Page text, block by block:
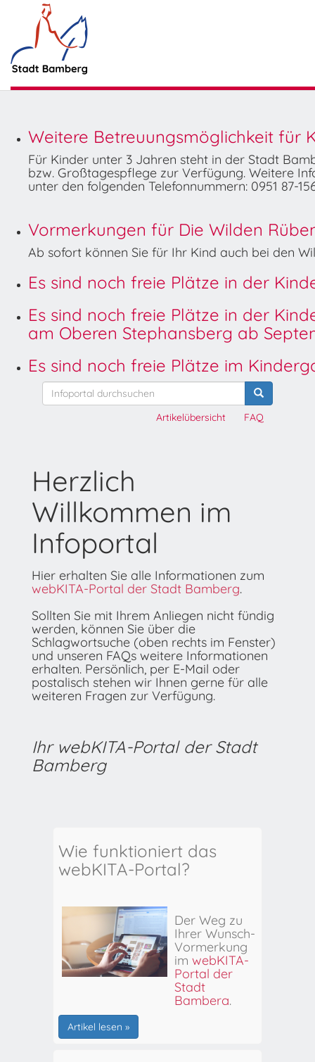
Weitere Betreuungsmöglichkeit für
Für Kinder unter 3 Jahren steht in der Stadt
bzw. Großtagespflege zur Verfügung. Weitere
unter den folgenden Telefonnummern: 0951 87-
Vormerkungen für Die Wilden
Ab sofort können Sie für Ihr Kind auch bei den
Es sind noch freie Plätze in der
Es sind noch freie Plätze in der
am Oberen Stephansberg ab
Es sind noch freie Plätze im
FAQ
Artikelübersicht
Herzlich
Willkommen im
Infoportal
Hier erhalten Sie alle Informationen zum
webKITA-Portal der Stadt Bamberg.
Sollten Sie mit Ihrem Anliegen nicht fündig
werden, können Sie über die
Schlagwortsuche (oben rechts im Fenster)
und unseren FAQs weitere Informationen
erhalten. Persönlich, per E-Mail oder
postalisch stehen wir Ihnen gerne für alle
weiteren Fragen zur Verfügung.
Ihr webKITA-Portal der Stadt
Bamberg
Wie funktioniert das
webKITA-Portal?
Der Weg zu
Ihrer Wunsch-
Vormerkung
im webKITA-
Portal der
Stadt
Bamberg.
Artikel lesen »